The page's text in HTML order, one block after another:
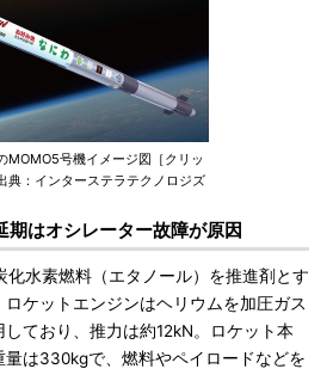
MOMO5号機イメージ図［クリッ
典：インターステラテクノロジズ
はオシレーター故障が原因
水素燃料（エタノール）を推進剤とす
ケットエンジンはヘリウムを加圧ガス
ており、推力は約12kN。ロケット本
は330kgで、燃料やペイロードなどを